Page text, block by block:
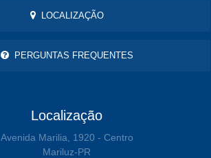
LOCALIZAÇÃO
PERGUNTAS FREQUENTES
Localização
Avenida Marilia, 1920 - Centro
Mariluz-PR